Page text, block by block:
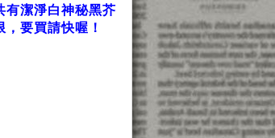
有潔淨白神秘黑芥
要買請快喔！